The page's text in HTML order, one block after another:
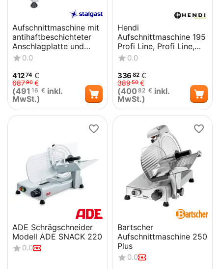
Aufschnittmaschine mit
antihaftbeschichteter
Anschlagplatte und
Messer 220 mm Ø
0.0
41274 €
68790 €
(491 16 € inkl.
MwSt.)
Hendi
Aufschnittmaschine 195
Profi Line, Profi Line,
230V/200W,
0.0
336 82 €
38950 €
(400 82 € inkl.
MwSt.)
ADE Schrägschneider
Modell ADE SNACK 220
0.0
Bartscher
Aufschnittmaschine 250
Plus
0.0